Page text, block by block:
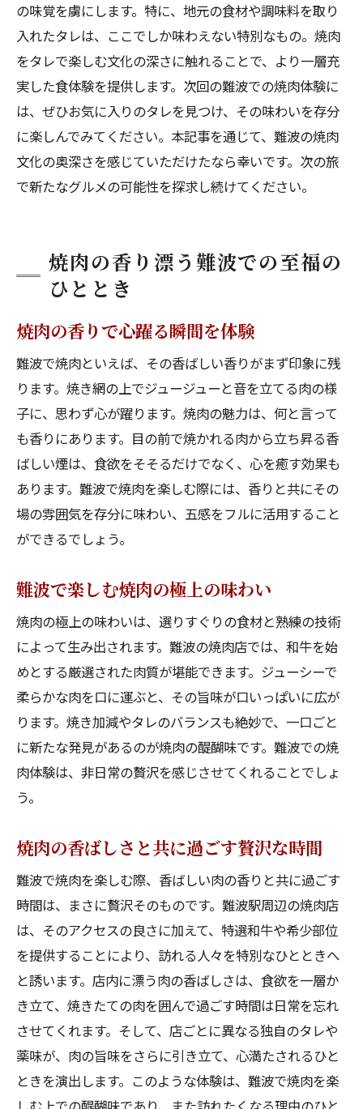
の味覚を虜にします。特に、地元の食材や調味料を取り
入れたタレは、ここでしか味わえない特別なもの。焼肉
をタレで楽しむ文化の深さに触れることで、より一層充
実した食体験を提供します。次回の難波での焼肉体験に
は、ぜひお気に入りのタレを見つけ、その味わいを存分
に楽しんでみてください。本記事を通じて、難波の焼肉
文化の奥深さを感じていただけたなら幸いです。次の旅
で新たなグルメの可能性を探求し続けてください。
焼肉の香り漂う難波での至福の
ひととき
焼肉の香りで心躍る瞬間を体験
難波で焼肉といえば、その香ばしい香りがまず印象に残
ります。焼き網の上でジュージューと音を立てる肉の様
子に、思わず心が躍ります。焼肉の魅力は、何と言って
も香りにあります。目の前で焼かれる肉から立ち昇る香
ばしい煙は、食欲をそそるだけでなく、心を癒す効果も
あります。難波で焼肉を楽しむ際には、香りと共にその
場の雰囲気を存分に味わい、五感をフルに活用すること
ができるでしょう。
難波で楽しむ焼肉の極上の味わい
焼肉の極上の味わいは、選りすぐりの食材と熟練の技術
によって生み出されます。難波の焼肉店では、和牛を始
めとする厳選された肉質が堪能できます。ジューシーで
柔らかな肉を口に運ぶと、その旨味が口いっぱいに広が
ります。焼き加減やタレのバランスも絶妙で、一口ごと
に新たな発見があるのが焼肉の醍醐味です。難波での焼
肉体験は、非日常の贅沢を感じさせてくれることでしょ
う。
焼肉の香ばしさと共に過ごす贅沢な時間
難波で焼肉を楽しむ際、香ばしい肉の香りと共に過ごす
時間は、まさに贅沢そのものです。難波駅周辺の焼肉店
は、そのアクセスの良さに加えて、特選和牛や希少部位
を提供することにより、訪れる人々を特別なひとときへ
と誘います。店内に漂う肉の香ばしさは、食欲を一層か
き立て、焼きたての肉を囲んで過ごす時間は日常を忘れ
させてくれます。そして、店ごとに異なる独自のタレや
薬味が、肉の旨味をさらに引き立て、心満たされるひと
ときを演出します。このような体験は、難波で焼肉を楽